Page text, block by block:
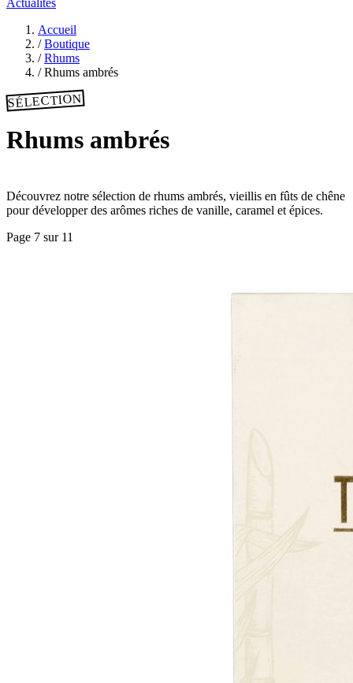
Accueil
/ Boutique
/ Rhums
/ Rhums ambrés
SÉLECTION
Rhums ambrés
Découvrez notre sélection de rhums ambrés, vieillis en fûts de chêne
pour développer des arômes riches de vanille, caramel et épices.
Page 7 sur 11